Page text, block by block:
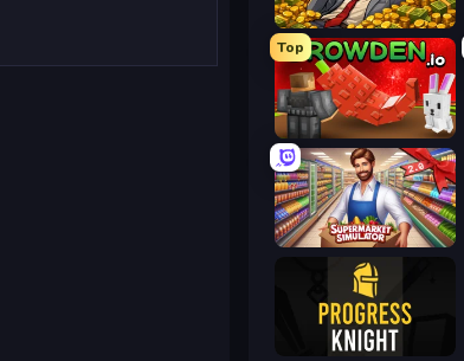
Idle Billionaire Tycoon
Top
Grow A Garden | Growden.io
Supermarket Simulator: Store Manager
Progress Knight